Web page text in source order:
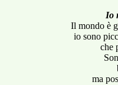
Io
Il mondo è
io sono
che
ma